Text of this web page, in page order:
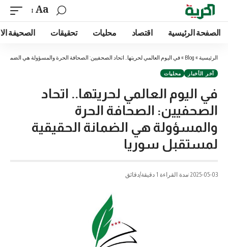
Aa
الصفحة الرئيسية اقتصاد محليات تحقيقات الصحيفة
الرئيسية »
Blog
»في اليوم العالمي لحريتها.. اتحاد الصحفيين: الصحافة الحرة والمسؤولة هي الضمانة
آخر الأخبار محليات
في اليوم العالمي لحريتها.. اتحاد
الصحفيين: الصحافة الحرة
والمسؤولة هي الضمانة الحقيقية
لمستقبل سوريا
2025-05-03 مدة القراءة 1 دقيقة/دقائق